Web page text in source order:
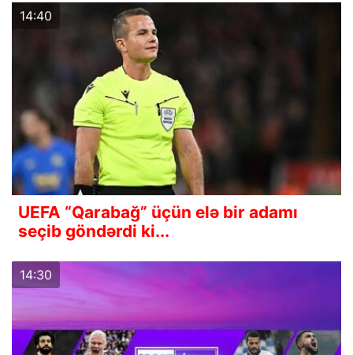
14:40
UEFA “Qarabağ” üçün elə bir adamı
seçib göndərdi ki...
14:30